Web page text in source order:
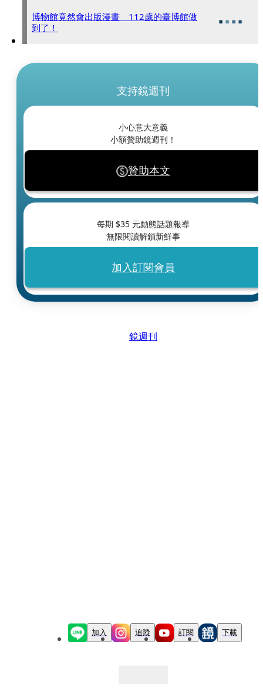
博物館竟然會出版漫畫 112歲的臺博館做
到了！
支持鏡週刊
小心意大意義
小額贊助鏡週刊！
贊助本文
每期 $35 元動態話題報導
無限閱讀解鎖新鮮事
加入訂閱會員
鏡週刊
加入 追蹤 訂閱 下載